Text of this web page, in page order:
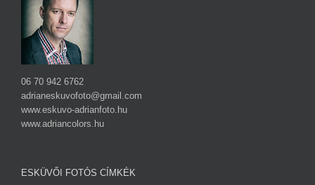
06 70 942 6762
adrianeskuvofoto@gmail.com
www.eskuvo-adrianfoto.hu
www.adriancolors.hu
ESKÜVŐI FOTÓS CÍMKÉK